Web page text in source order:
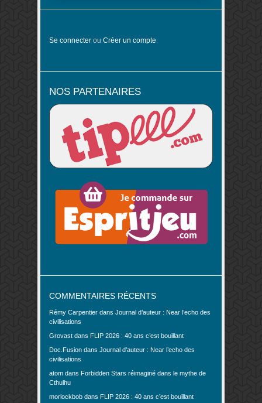
Se connecter ou Créer un compte
NOS PARTENAIRES
COMMENTAIRES RÉCENTS
Rémy Carpentier dans Journal d’auteur : Near l’echo des
civilisations
Grovast dans FLIP 2026 : 40 ans c’est bouillant
Doc.Fusion dans Journal d’auteur : Near l’echo des
civilisations
atom dans Forbidden Stars réimaginé dans le mythe de
Cthulhu
morlockbob dans FLIP 2026 : 40 ans c’est bouillant